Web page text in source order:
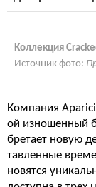
Коллекция
Источник фото:
Компания
ой изношенный
бретает новую
тавленные
новятся